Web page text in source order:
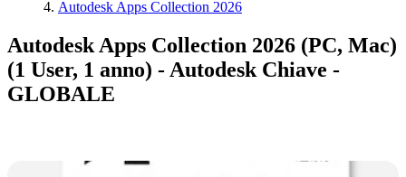
Autodesk Apps Collection 2026
Autodesk Apps Collection 2026 (PC, Mac)
(1 User, 1 anno) - Autodesk Chiave -
GLOBALE